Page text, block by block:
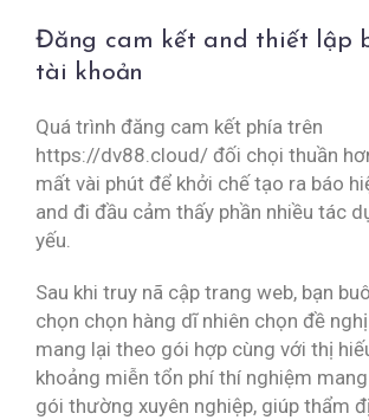
Đăng cam kết and thiết lập
tài khoản
Quá trình đăng cam kết phía trên
https://dv88.cloud/ đối chọi thuần
mất vài phút để khởi chế tạo ra báo
and đi đầu cảm thấy phần nhiều tác
yếu.
Sau khi truy nã cập trang web, bạn
chọn chọn hàng dĩ nhiên chọn đề
mang lại theo gói hợp cùng với thị
khoảng miễn tổn phí thí nghiệm
gói thường xuyên nghiệp, giúp thẩm